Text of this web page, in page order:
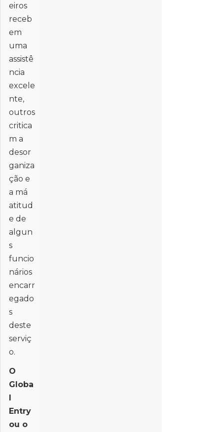
eiros
receb
em
uma
assistê
ncia
excele
nte,
outros
critica
m a
desor
ganiza
ção e
a má
atitud
e de
algun
s
funcio
nários
encarr
egado
s
deste
serviç
o.
O
Globa
l
Entry
ou o